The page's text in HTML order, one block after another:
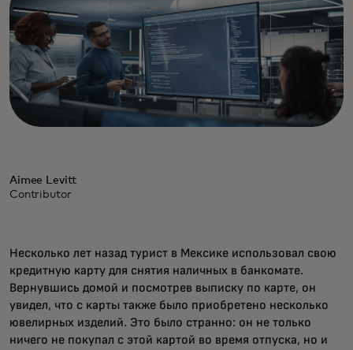
Aimee Levitt
Contributor
Несколько лет назад турист в Мексике использовал свою
кредитную карту для снятия наличных в банкомате.
Вернувшись домой и посмотрев выписку по карте, он
увидел, что с карты также было приобретено несколько
ювелирных изделий. Это было странно: он не только
ничего не покупал с этой картой во время отпуска, но и